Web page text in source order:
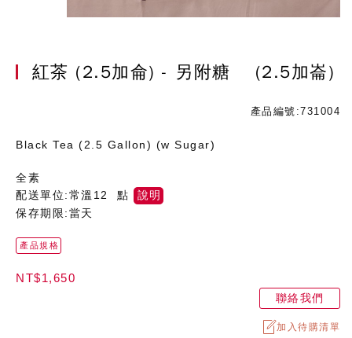
紅茶 (2.5加侖) - 另附糖 (2.5加崙)
產品編號:731004
Black Tea (2.5 Gallon) (w Sugar)
全素
配送單位:常溫12 點
說明
保存期限:當天
產品規格
NT$1,650
聯絡我們
加入待購清單